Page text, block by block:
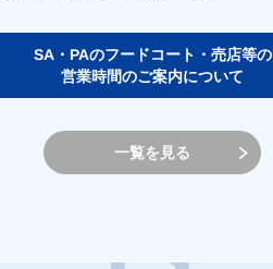
SA・PAのフードコート・売店等の
営業時間のご案内について
一覧を見る